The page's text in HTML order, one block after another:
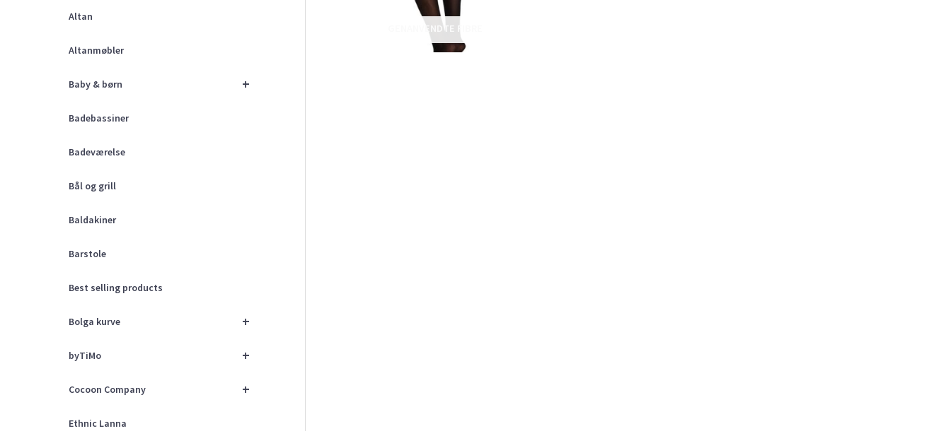
Altan
Altanmøbler
+
Baby & børn
Badebassiner
Badeværelse
Bål og grill
Baldakiner
Barstole
Best selling products
+
Bolga kurve
+
byTiMo
+
Cocoon Company
Ethnic Lanna
GENANVENDTE FIBRE